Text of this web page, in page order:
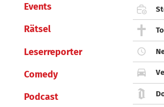
Events
Rätsel
Leserreporter
Comedy
Podcast